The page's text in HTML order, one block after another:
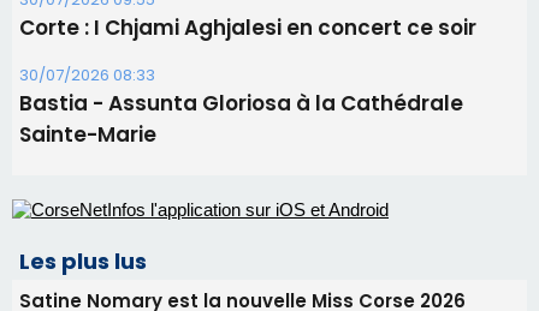
Les plus lus
Satine Nomary est la nouvelle Miss Corse 2026
Éclipse du 12 août : la Corse aux premières loges
d'un spectacle qui ne reviendra pas avant 2081
face à une nouvelle escroquerie au faux vendeur de
En Corse, un début de saison marqué par une
consommation en recul dans les restaurants